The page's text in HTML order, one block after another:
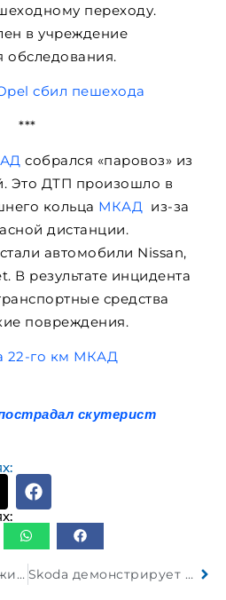
переходу.
в учреждение
обследования.
***
собрался «паровоз» из
Это ДТП произошло в
кольца МКАД из-за
дистанции.
автомобили Nissan,
В результате инцидента
средства
повреждения.
скутерист
Минчанин обманул жительницу Березы на 40 000 рублей, пообещав пригнать автомобиль из Европы Skoda демонстрирует Elroq со спортивными элементами